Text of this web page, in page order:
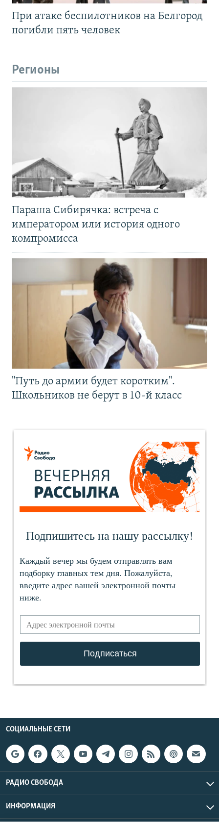
При атаке беспилотников на Белгород
погибли пять человек
Регионы
Параша Сибирячка: встреча с
императором или история одного
компромисса
"Путь до армии будет коротким".
Школьников не берут в 10-й класс
СОЦИАЛЬНЫЕ СЕТИ
РАДИО СВОБОДА
ИНФОРМАЦИЯ